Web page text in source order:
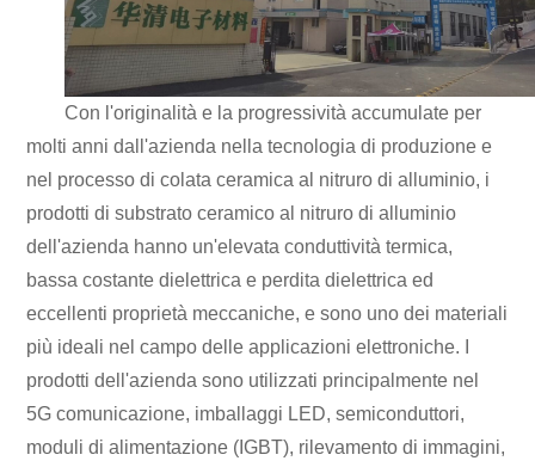
Con l'originalità e la progressività accumulate per
molti anni dall'azienda nella tecnologia di produzione e
nel processo di colata ceramica al nitruro di alluminio, i
prodotti di substrato ceramico al nitruro di alluminio
dell'azienda hanno un'elevata conduttività termica,
bassa costante dielettrica e perdita dielettrica ed
eccellenti proprietà meccaniche, e sono uno dei materiali
più ideali nel campo delle applicazioni elettroniche. I
prodotti dell'azienda sono utilizzati principalmente nel
5G comunicazione, imballaggi LED, semiconduttori,
moduli di alimentazione (IGBT), rilevamento di immagini,